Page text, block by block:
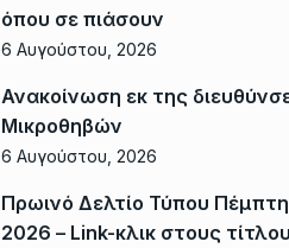
όπου σε πιάσουν
6 Αυγούστου, 2026
Ανακοίνωση εκ της
Μικροθηβών
6 Αυγούστου, 2026
Πρωινό Δελτίο Τύπου
2026 – Link-κλικ στους